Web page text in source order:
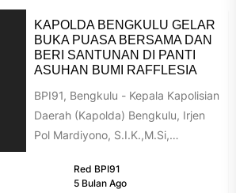
KAPOLDA BENGKULU GELAR
BUKA PUASA BERSAMA DAN
BERI SANTUNAN DI PANTI
ASUHAN BUMI RAFFLESIA
BPI91, Bengkulu - Kepala Kapolisian
Daerah (Kapolda) Bengkulu, Irjen
Pol Mardiyono, S.I.K.,M.Si,
bersama anak yatim dan dhuafa...
Red BPI91
5 Bulan Ago